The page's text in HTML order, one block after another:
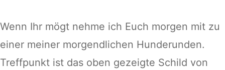
Wenn Ihr mögt nehme ich Euch morgen mit zu
einer meiner morgendlichen Hunderunden.
Treffpunkt ist das oben gezeigte Schild von